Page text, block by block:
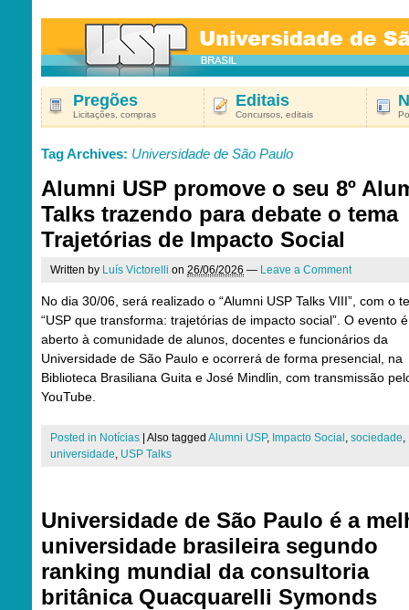
Pregões
Licitações, compras
Editais
Concursos, editais
Tag Archives: Universidade de São Paulo
Alumni USP promove o seu 8º
Talks trazendo para debate o tema
Trajetórias de Impacto Social
Written by Luís Victorelli on 26/06/2026 — Leave a Comment
No dia 30/06, será realizado o “Alumni USP Talks VIII”, com o
“USP que transforma: trajetórias de impacto social”. O evento é
aberto à comunidade de alunos, docentes e funcionários da
Universidade de São Paulo e ocorrerá de forma presencial, na
Biblioteca Brasiliana Guita e José Mindlin, com transmissão
YouTube.
Posted in Notícias Also tagged Alumni USP, Impacto Social , sociedade,
universidade, USP Talks
Universidade de São Paulo é a
universidade brasileira segundo
ranking mundial da consultoria
britânica Quacquarelli Symonds